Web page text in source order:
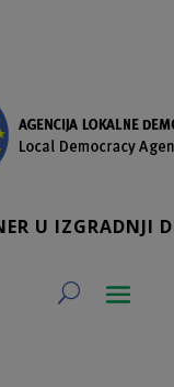
U IZGRADNJI